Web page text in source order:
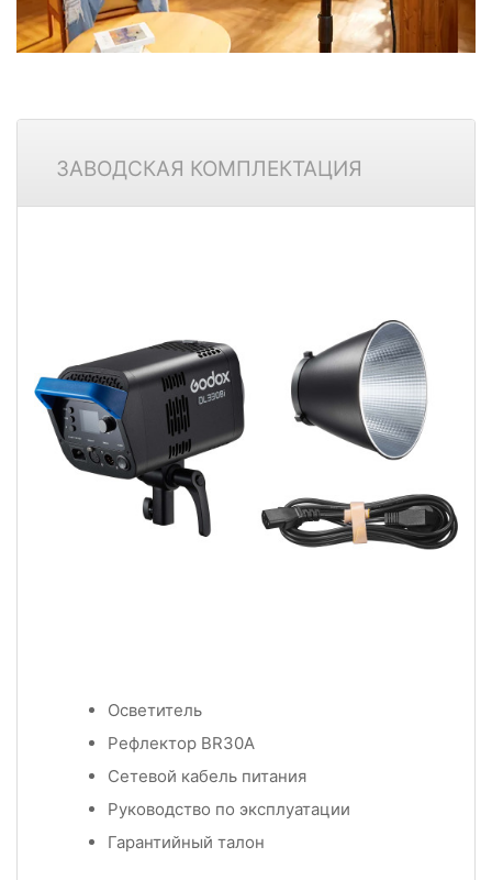
ЗАВОДСКАЯ КОМПЛЕКТАЦИЯ
Осветитель
Рефлектор BR30A
Сетевой кабель питания
Руководство по эксплуатации
Гарантийный талон